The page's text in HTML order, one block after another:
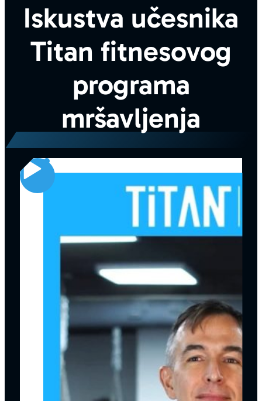
Iskustva učesnika
Titan fitnesovog
programa
mršavljenja